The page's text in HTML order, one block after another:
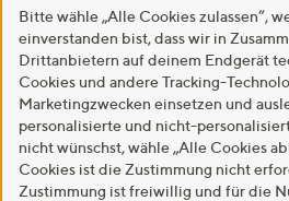
Bitte wähle „Alle Cookies zulassen“,
einverstanden bist, dass wir in
Drittanbietern auf deinem Endgerät
Cookies und andere Tracking-
Marketingzwecken einsetzen und
personalisierte und nicht-
nicht wünschst, wähle „Alle Cookies
Cookies ist die Zustimmung nicht
Zustimmung ist freiwillig und für die